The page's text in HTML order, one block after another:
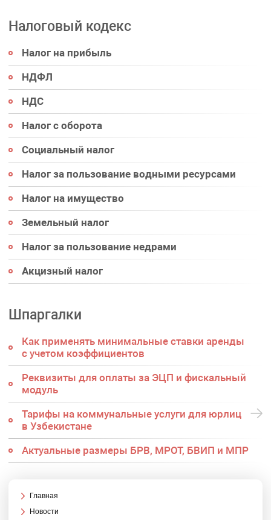
Налоговый кодекс
Налог на прибыль
НДФЛ
НДС
Налог с оборота
Социальный налог
Налог за пользование водными ресурсами
Налог на имущество
Земельный налог
Налог за пользование недрами
Акцизный налог
Шпаргалки
Как применять минимальные ставки аренды
с учетом коэффициентов
Реквизиты для оплаты за ЭЦП и фискальный
модуль
Тарифы на коммунальные услуги для юрлиц
в Узбекистане
Актуальные размеры БРВ, МРОТ, БВИП и МПР
Главная
Новости